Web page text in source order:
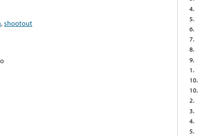
,shootout
4.
5.
6.
7.
8.
9.
1.
10.
10.
2.
3.
4.
5.